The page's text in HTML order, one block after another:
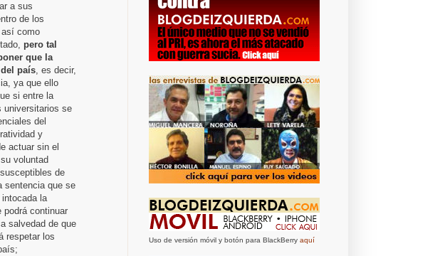
a sus
de los
así como
pero tal
que la
país, es decir,
ya que ello
si entre la
universitarios se
del
y
actuar sin el
voluntad
de
sentencia que se
la
podrá continuar
salvedad de que
respetar los
Uso de versión móvil y botón para BlackBerry aquí